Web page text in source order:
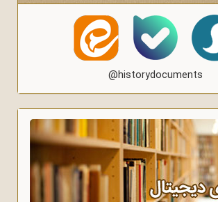
@historydocuments